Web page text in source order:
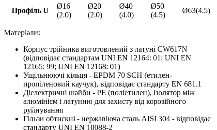
Профіль U
Ø16
(2.0)
Ø20
(2.0)
Ø40
(4.0)
Ø50
(4.5)
Ø63(4.5)
Матеріали:
Корпус трійника виготовлений з латуні CW617N
(відповідає стандартам UNI EN 12164: 01; UNI EN
12165: 99; UNI EN 12168: 01)
Ущільнюючі кільця - EPDM 70 SCH (етилен-
пропіленовий каучук), відповідає стандарту EN 681.1
Діелектричні шайби - PE (поліетилен), ізолятор між
алюмінієм і латунню для захисту від корозійного
руйнування
Гільзи обтискні - нержавіюча сталь AISI 304 - відповідає
стандарту UNI EN 10088-2